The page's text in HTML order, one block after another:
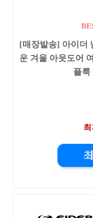
[매장발송] 아이더
운 겨울 아웃도어
플룩
최